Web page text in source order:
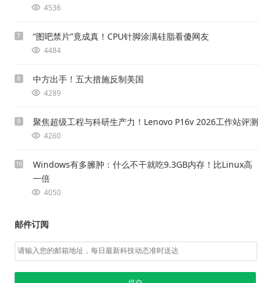
4536
7 “图吧禁片”竟成真！CPU针脚涂满硅脂看傻网友
4484
8 中方出手！五大措施反制美国
4289
9 聚焦超级工程与科研生产力！Lenovo P16v 2026工作站评测
4260
10
Windows有多臃肿：什么不干就吃9.3GB内存！比Linux高
一倍
4050
邮件订阅